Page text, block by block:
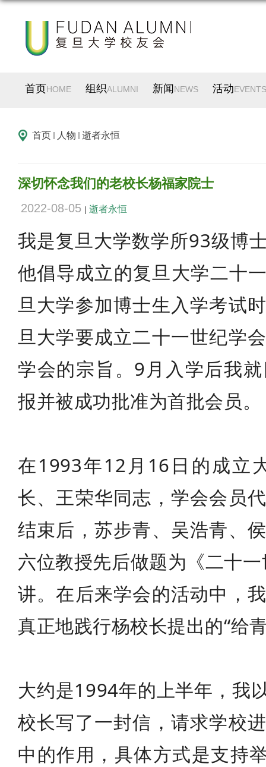
首页HOME 组织ALUMNI 新闻 NEWS 活动EVENTS
首页 人物 逝者永恒
深切怀念我们的老校长杨福家院士
2022-08-05 逝者永恒
我是复旦大学数学所93级博
他倡导成立的复旦大学二十
旦大学参加博士生入学考试
旦大学要成立二十一世纪学
学会的宗旨。9月入学后我
报并被成功批准为首批会员。
在1993年12月16日的成立
长、王荣华同志，学会会员
结束后，苏步青、吴浩青、
六位教授先后做题为《二十
讲。在后来学会的活动中，
真正地践行杨校长提出的“给
大约是1994年的上半年，我
校长写了一封信，请求学校
中的作用，具体方式是支持